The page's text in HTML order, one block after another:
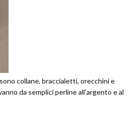
collane, braccialetti, orecchini e
da semplici perline all'argento e al